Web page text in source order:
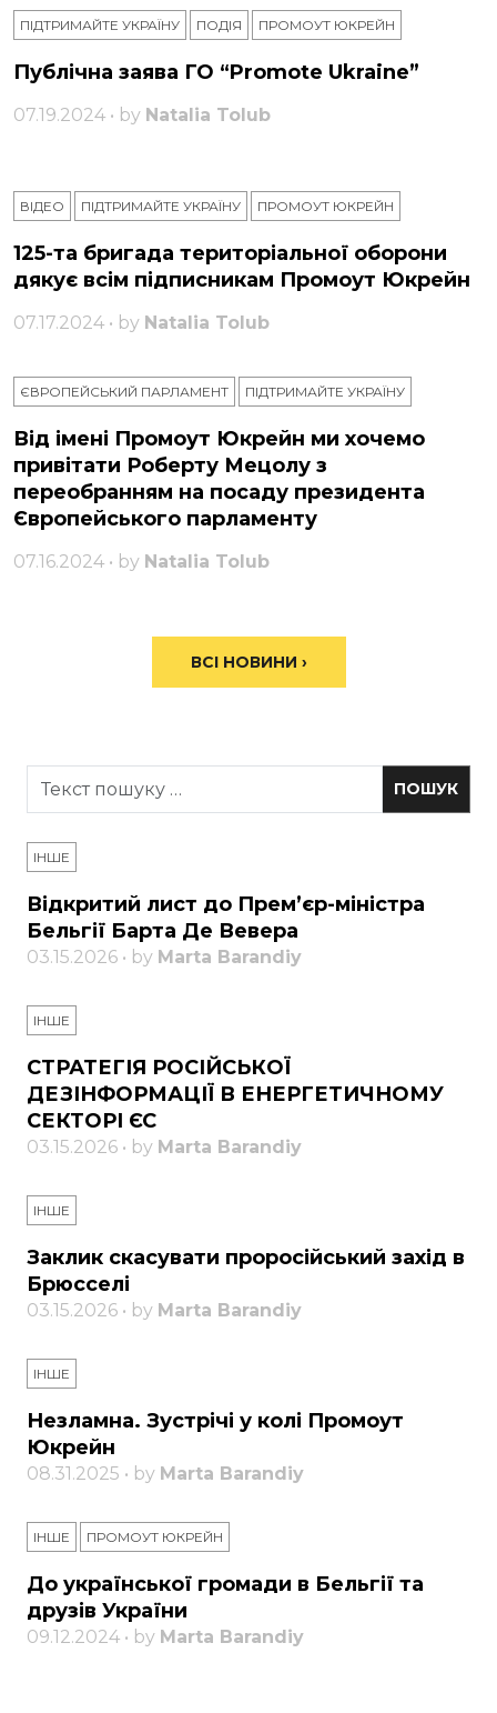
ПІДТРИМАЙТЕ УКРАЇНУ ПОДІЯ ПРОМОУТ ЮКРЕЙН
Публічна заява ГО “Promote Ukraine”
07.19.2024 • by Natalia Tolub
ВІДЕО ПІДТРИМАЙТЕ УКРАЇНУ ПРОМОУТ ЮКРЕЙН
125-та бригада територіальної оборони
дякує всім підписникам Промоут Юкрейн
07.17.2024 • by Natalia Tolub
ЄВРОПЕЙСЬКИЙ ПАРЛАМЕНТ ПІДТРИМАЙТЕ УКРАЇНУ
Від імені Промоут Юкрейн ми хочемо
привітати Роберту Мецолу з
переобранням на посаду президента
Європейського парламенту
07.16.2024 • by Natalia Tolub
ВСІ НОВИНИ ›
ІНШЕ
Відкритий лист до Прем’єр-міністра
Бельгії Барта Де Вевера
03.15.2026 • by Marta Barandiy
ІНШЕ
СТРАТЕГІЯ РОСІЙСЬКОЇ
ДЕЗІНФОРМАЦІЇ В ЕНЕРГЕТИЧНОМУ
СЕКТОРІ ЄС
03.15.2026 • by Marta Barandiy
ІНШЕ
Заклик скасувати проросійський захід в
Брюсселі
03.15.2026 • by Marta Barandiy
ІНШЕ
Незламна. Зустрічі у колі Промоут
Юкрейн
08.31.2025 • by Marta Barandiy
ІНШЕ ПРОМОУТ ЮКРЕЙН
До української громади в Бельгії та
друзів України
09.12.2024 • by Marta Barandiy